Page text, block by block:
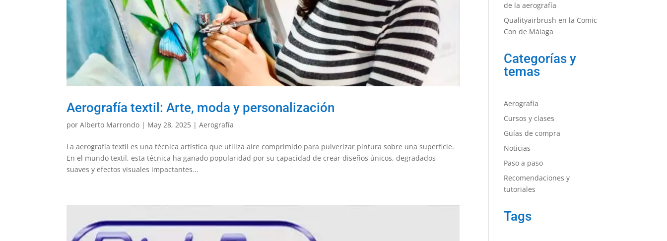
Aerografía textil: Arte, moda y personalización
porAlberto Marrondo | May 28, 2025 |Aerografía
La aerografía textil es una técnica artística que utiliza aire comprimido para pulverizar pintura sobre una superficie.
En el mundo textil, esta técnica ha ganado popularidad por su capacidad de crear diseños únicos, degradados
suaves y efectos visuales impactantes...
de la aerografía
Qualityairbrush en la Comic
Con de Málaga
Categorías y
temas
Aerografía
Cursos y clases
Guías de compra
Noticias
Paso a paso
Recomendaciones y
tutoriales
Tags